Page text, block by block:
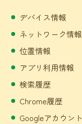
デバイス情報
ネットワーク情報
位置情報
アプリ利用情報
検索履歴
Chrome履歴
Googleアカウン